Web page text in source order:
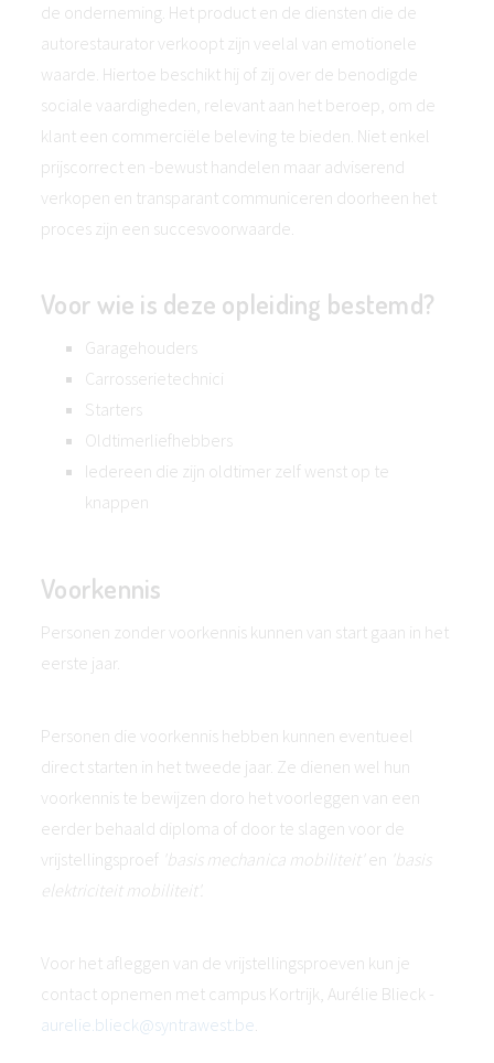
de onderneming. Het product en de diensten die de
autorestaurator verkoopt zijn veelal van emotionele
waarde. Hiertoe beschikt hij of zij over de benodigde
sociale vaardigheden, relevant aan het beroep, om de
klant een commerciële beleving te bieden. Niet enkel
prijscorrect en -bewust handelen maar adviserend
verkopen en transparant communiceren doorheen het
proces zijn een succesvoorwaarde.
Voor wie is deze opleiding bestemd?
Garagehouders
Carrosserietechnici
Starters
Oldtimerliefhebbers
Iedereen die zijn oldtimer zelf wenst op te
knappen
Voorkennis
Personen zonder voorkennis kunnen van start gaan in het
eerste jaar.
Personen die voorkennis hebben kunnen eventueel
direct starten in het tweede jaar. Ze dienen wel hun
voorkennis te bewijzen doro het voorleggen van een
eerder behaald diploma of door te slagen voor de
vrijstellingsproef 'basis mechanica mobiliteit'en 'basis
elektriciteit mobiliteit'.
Voor het afleggen van de vrijstellingsproeven kun je
contact opnemen met campus Kortrijk, Aurélie Blieck -
aurelie.blieck@syntrawest.be.